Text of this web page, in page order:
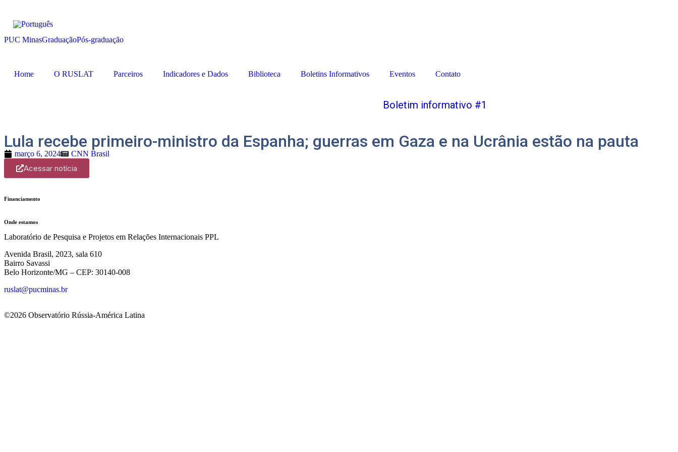
PUC MinasGraduaçãoPós-graduação
Home O RUSLAT Parceiros Indicadores e Dados Biblioteca Boletins Informativos Eventos Contato
Boletim informativo #1
Lula recebe primeiro-ministro da Espanha; guerras em Gaza e na Ucrânia estão na pauta
março 6, 2024 CNN Brasil
Acessar notícia
Financiamento
Onde estamos
Laboratório de Pesquisa e Projetos em Relações Internacionais PPL
Avenida Brasil, 2023, sala 610
Bairro Savassi
Belo Horizonte/MG – CEP: 30140-008
ruslat@pucminas.br
©2026 Observatório Rússia-América Latina